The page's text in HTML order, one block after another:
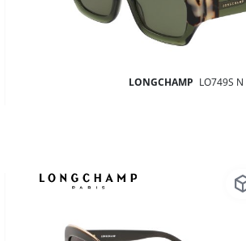
LONGCHAMP LO749S N